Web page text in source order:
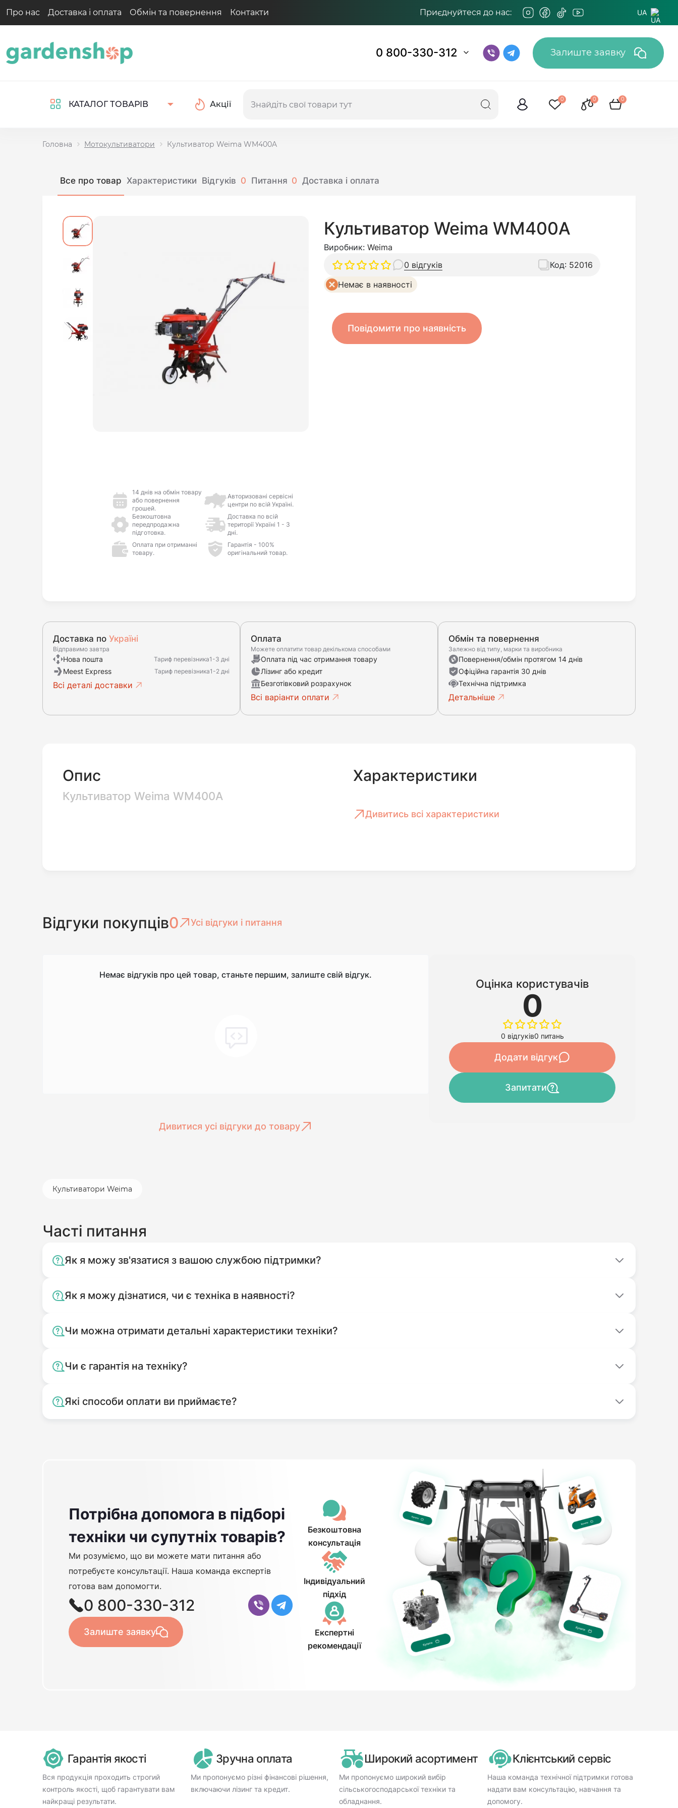
Про нас Доставка і оплата Обмін та повернення Контакти Приєднуйтеся до нас: UA
0 800-330-312 Залиште заявку
КАТАЛОГ ТОВАРІВ Акції
0 0 0
Головна Мотокультиватори Культиватор Weima WM400A
Все про товар Характеристики Відгуків 0 Питання 0 Доставка і оплата
14 днів на обмін товару
або повернення
грошей.
Авторизовані сервісні
центри по всій Україні.
Безкоштовна
передпродажна
підготовка.
Доставка по всій
території Україні 1 - 3
дні.
Оплата при отриманні
товару.
Гарантія - 100%
оригінальний товар.
Культиватор Weima WM400A
Виробник: Weima
0 відгуків
Код: 52016
Немає в наявності
Повідомити про наявність
Доставка по Україні
Відправимо завтра
Нова пошта Тариф перевізника1-3 дні
Meest Express Тариф перевізника1-2 дні
Всі деталі доставки
Оплата
Можете оплатити товар декількома способами
Оплата під час отримання товару
Лізинг або кредит
Безготівковий розрахунок
Всі варіанти оплати
Обмін та повернення
Залежно від типу, марки та виробника
Повернення/обмін протягом 14 днів
Офіційна гарантія 30 днів
Технічна підтримка
Детальніше
Опис
Культиватор Weima WM400A
Характеристики
Дивитись всі характеристики
Відгуки покупців0 Усі відгуки і питання
Немає відгуків про цей товар, станьте першим, залиште свій відгук.
Дивитися усі відгуки до товару
Оцінка користувачів
0
0 відгуків0 питань
Додати відгук
Запитати
Культиватори Weima
Часті питання
Як я можу зв'язатися з вашою службою підтримки?
Як я можу дізнатися, чи є техніка в наявності?
Чи можна отримати детальні характеристики техніки?
Чи є гарантія на техніку?
Які способи оплати ви приймаєте?
Потрібна допомога в підборі
техніки чи супутніх товарів?
Ми розуміємо, що ви можете мати питання або
потребуєте консультації. Наша команда експертів
готова вам допомогти.
0 800-330-312
Залиште заявку
Безкоштовна
консультація
Індивідуальний
підхід
Експертні
рекомендації
Гарантія якості
Вся продукція проходить строгий
контроль якості, щоб гарантувати вам
найкращі результати.
Зручна оплата
Ми пропонуємо різні фінансові рішення,
включаючи лізинг та кредит.
Широкий асортимент
Ми пропонуємо широкий вибір
сільськогосподарської техніки та
обладнання.
Клієнтський сервіс
Наша команда технічної підтримки готова
надати вам консультацію, навчання та
допомогу.